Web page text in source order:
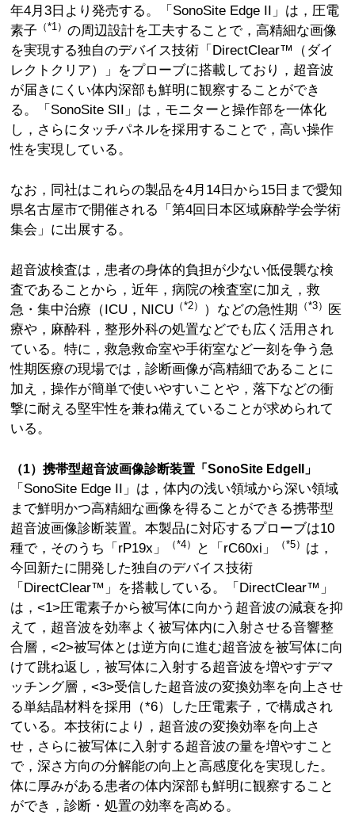
年4月3日より発売する。「SonoSite Edge II」は，圧電
素子 （*1） の周辺設計を工夫することで，高精細な画像
を実現する独自のデバイス技術「DirectClear™（ダイ
レクトクリア）」をプローブに搭載しており，超音波
が届きにくい体内深部も鮮明に観察することができ
る。「SonoSite SII」は，モニターと操作部を一体化
し，さらにタッチパネルを採用することで，高い操作
性を実現している。
なお，同社はこれらの製品を4月14日から15日まで愛知
県名古屋市で開催される「第4回日本区域麻酔学会学術
集会」に出展する。
超音波検査は，患者の身体的負担が少ない低侵襲な検
査であることから，近年，病院の検査室に加え，救
急・集中治療（ICU，NICU （*2） ）などの急性期 （*3）
医
療や，麻酔科，整形外科の処置などでも広く活用され
ている。特に，救急救命室や手術室など一刻を争う急
性期医療の現場では，診断画像が高精細であることに
加え，操作が簡単で使いやすいことや，落下などの衝
撃に耐える堅牢性を兼ね備えていることが求められて
いる。
（1）携帯型超音波画像診断装置「SonoSite EdgeII」
「SonoSite Edge II」は，体内の浅い領域から深い領域
まで鮮明かつ高精細な画像を得ることができる携帯型
超音波画像診断装置。本製品に対応するプローブは10
種で，そのうち「rP19x」
（*4） と「rC60xi」 （*5） は，
今回新たに開発した独自のデバイス技術
「DirectClear™」を搭載している。「DirectClear™」
は，<1>圧電素子から被写体に向かう超音波の減衰を抑
えて，超音波を効率よく被写体内に入射させる音響整
合層，<2>被写体とは逆方向に進む超音波を被写体に向
けて跳ね返し，被写体に入射する超音波を増やすデマ
ッチング層，<3>受信した超音波の変換効率を向上させ
る単結晶材料を採用（*6）した圧電素子，で構成され
ている。本技術により，超音波の変換効率を向上さ
せ，さらに被写体に入射する超音波の量を増やすこと
で，深さ方向の分解能の向上と高感度化を実現した。
体に厚みがある患者の体内深部も鮮明に観察すること
ができ，診断・処置の効率を高める。